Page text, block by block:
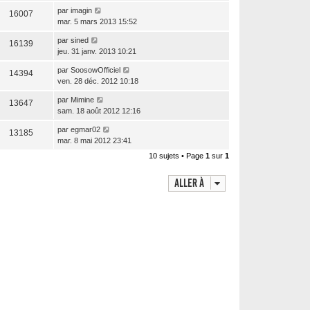
16007 par imagin
mar. 5 mars 2013 15:52
16139 par sined
jeu. 31 janv. 2013 10:21
14394 par SoosowOfficiel
ven. 28 déc. 2012 10:18
13647 par Mimine
sam. 18 août 2012 12:16
13185 par egmar02
mar. 8 mai 2012 23:41
10 sujets • Page 1 sur 1
Aller à